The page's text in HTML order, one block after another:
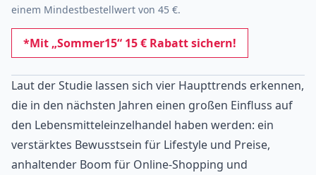
einem Mindestbestellwert von 45 €.
*Mit „Sommer15“ 15 € Rabatt sichern!
Laut der Studie lassen sich vier Haupttrends erkennen,
die in den nächsten Jahren einen großen Einfluss auf
den Lebensmitteleinzelhandel haben werden: ein
verstärktes Bewusstsein für Lifestyle und Preise,
anhaltender Boom für Online-Shopping und